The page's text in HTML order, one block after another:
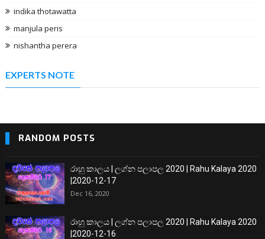
indika thotawatta
manjula peris
nishantha perera
EXPERTS NOTE
RANDOM POSTS
රාහු කාලය | ලග්න පලාපල 2020 | Rahu Kalaya 2020
|2020-12-17
Dec 16, 2020
රාහු කාලය | ලග්න පලාපල 2020 | Rahu Kalaya 2020
|2020-12-16